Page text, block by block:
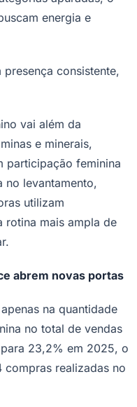
energia e
consistente,
vai além da
e minerais,
participação feminina
no levantamento,
utilizam
rotina mais ampla de
abrem novas portas
na quantidade
no total de vendas
23,2% em 2025, o
compras realizadas no